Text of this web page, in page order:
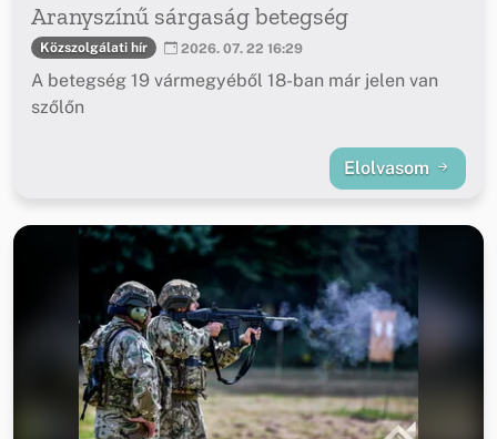
Aranyszínű sárgaság betegség
Közszolgálati hír 2026. 07. 22 16:29
A betegség 19 vármegyéből 18-ban már jelen van
szőlőn
Elolvasom